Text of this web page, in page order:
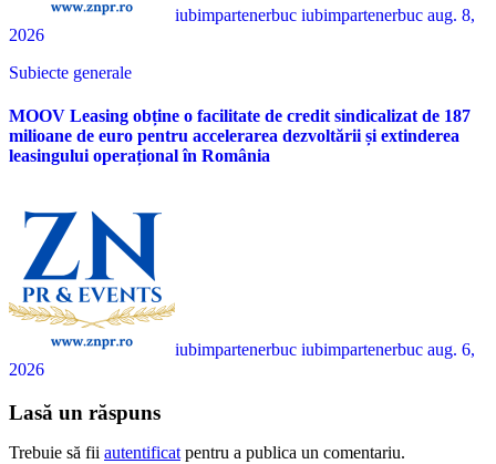
iubimpartenerbuc iubimpartenerbuc aug. 8,
2026
Subiecte generale
MOOV Leasing obține o facilitate de credit sindicalizat de 187
milioane de euro pentru accelerarea dezvoltării și extinderea
leasingului operațional în România
iubimpartenerbuc iubimpartenerbuc aug. 6,
2026
Lasă un răspuns
Trebuie să fii autentificat pentru a publica un comentariu.